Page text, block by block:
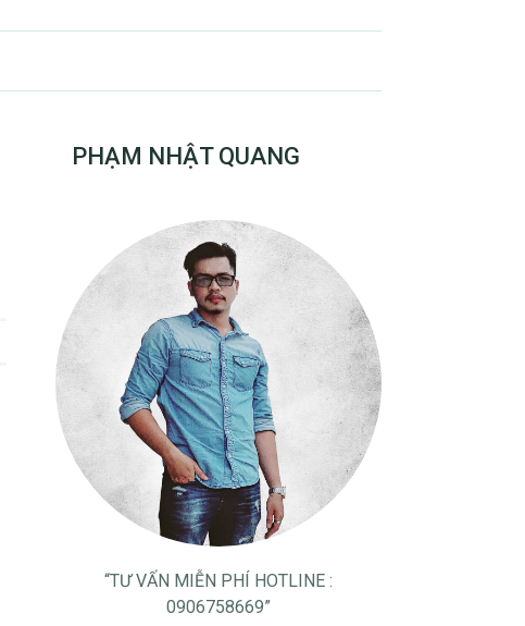
PHẠM NHẬT QUANG
“TƯ VẤN MIỄN PHÍ HOTLINE :
0906758669”